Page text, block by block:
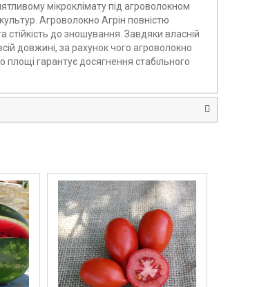
мікроклімату під агроволокном
Агроволокно Агрін повністю
стійкість до зношування. Завдяки власній
довжині, за рахунок чого агроволокно
площі гарантує досягнення стабільного